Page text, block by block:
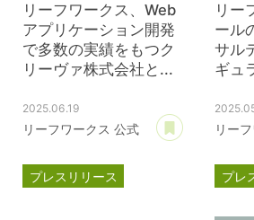
リーフワークス、Web
アプリケーション開発
で多数の実績をもつク
リーヴァ株式会社と...
2025.06.19
リーフワークス 公式
あとで読む
プレスリリース
リー
ール
サル
ギュ
リー
プレ